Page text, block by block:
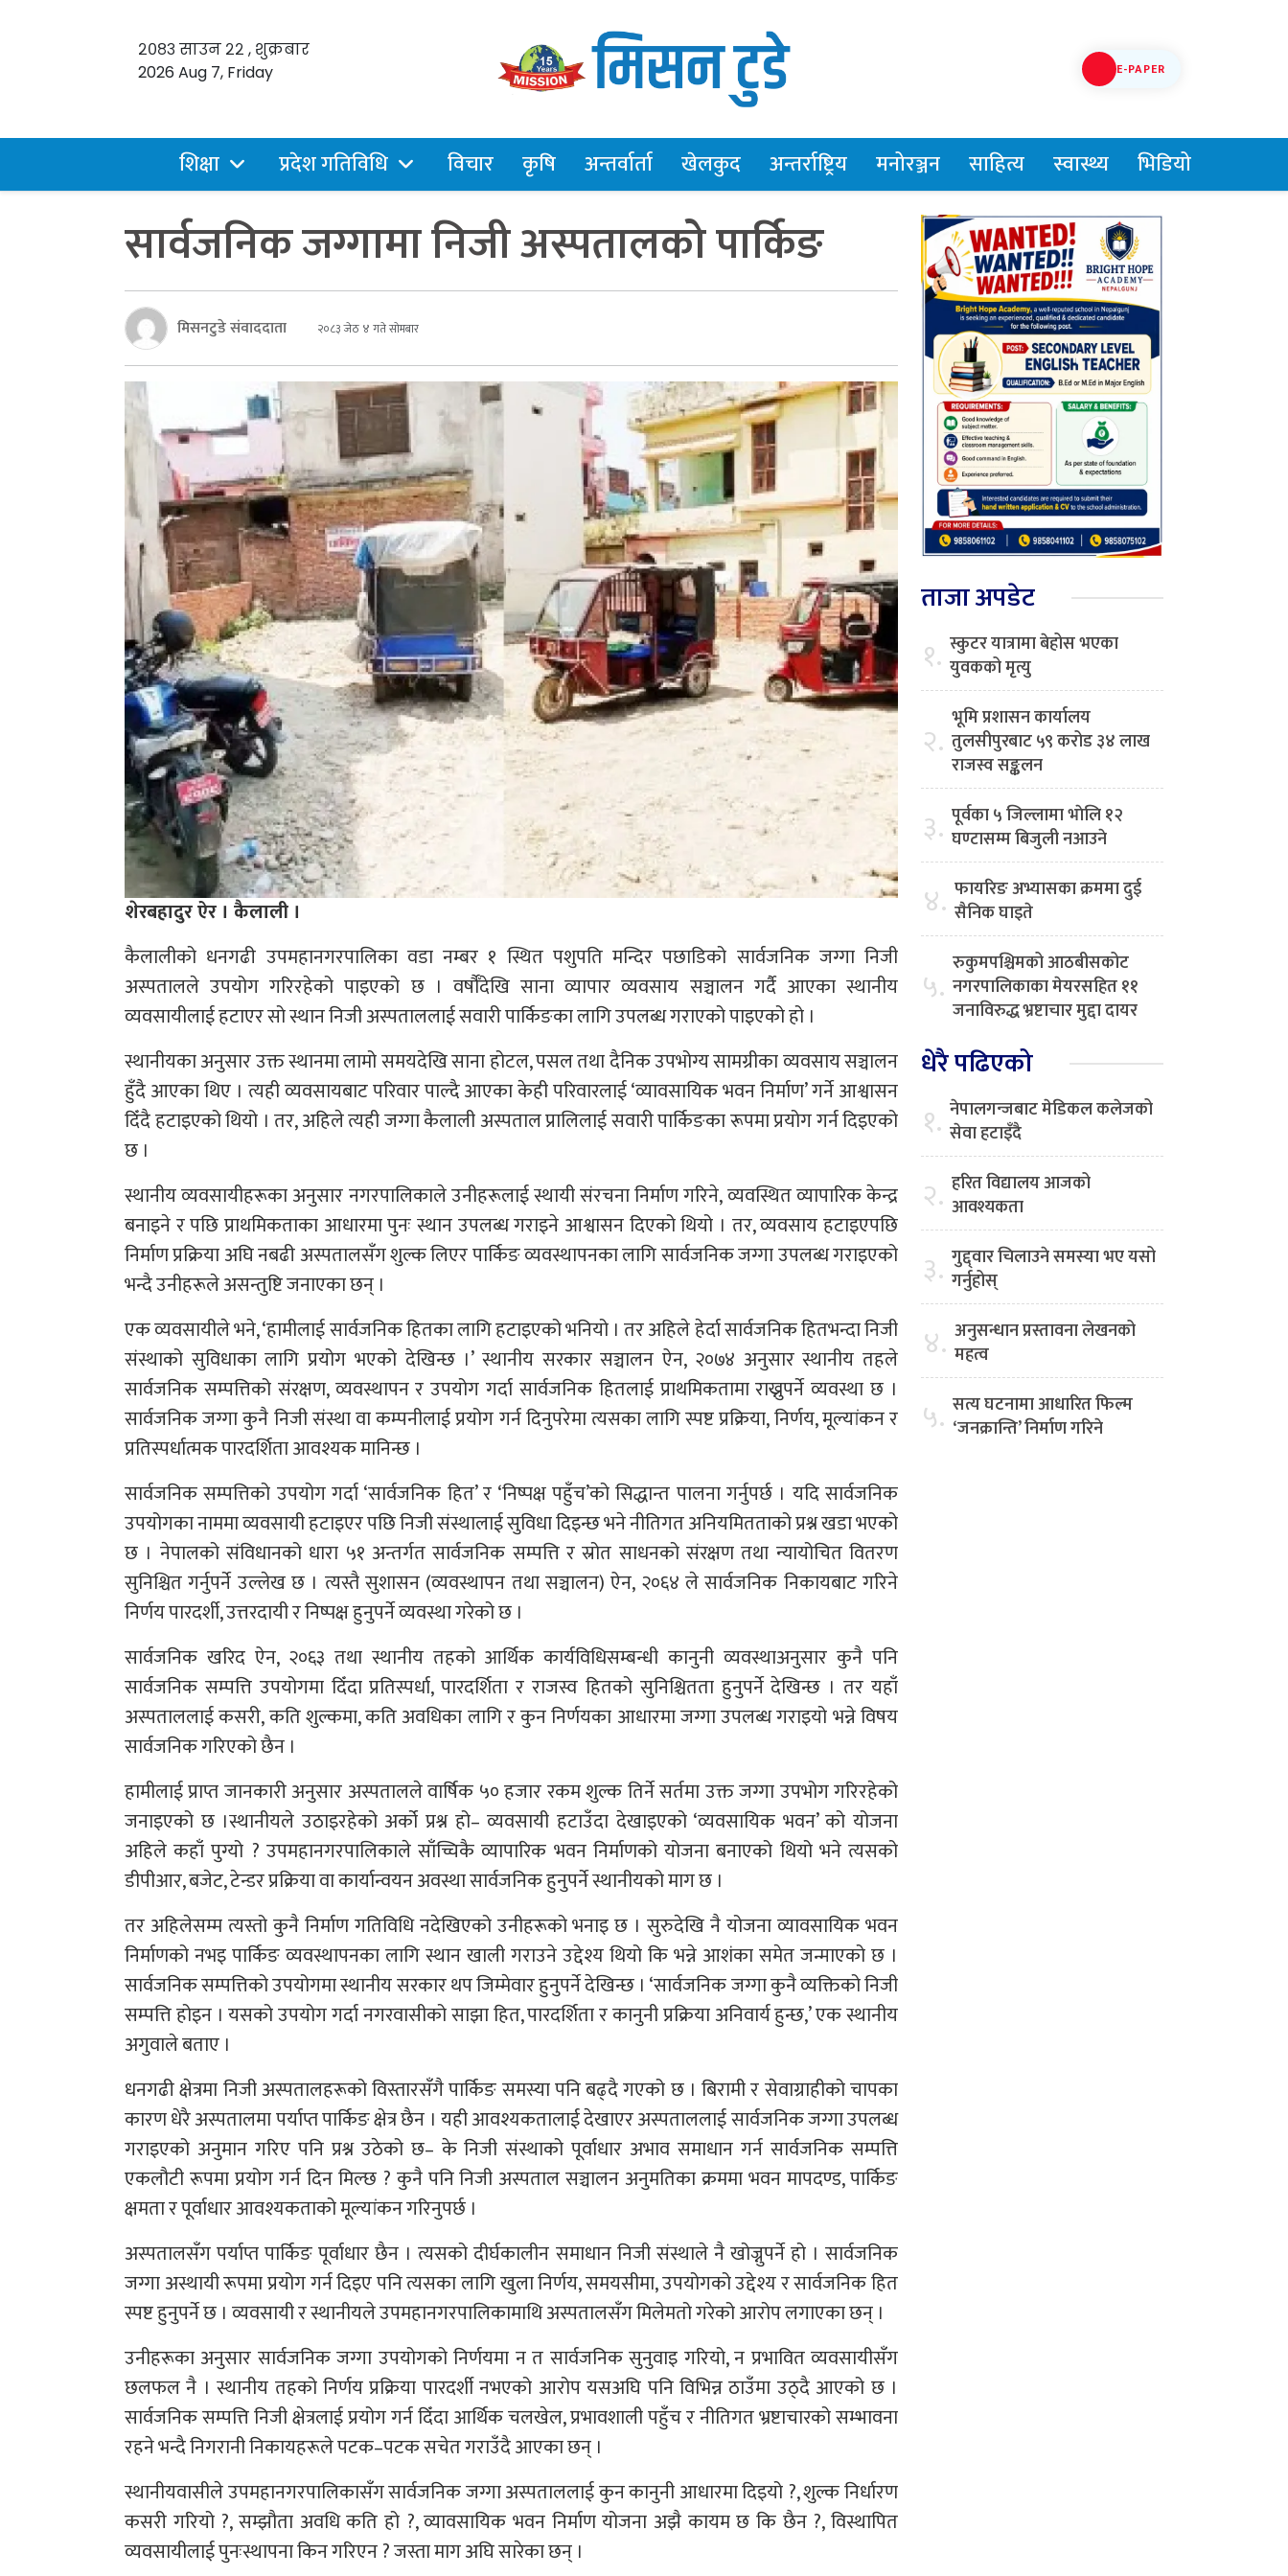
२०८३ साउन २२ , शुक्रबार
2026 Aug 7, Friday
E-PAPER
शिक्षा प्रदेश गतिविधि विचार कृषि अन्तर्वार्ता खेलकुद अन्तर्राष्ट्रिय मनोरञ्जन साहित्य स्वास्थ्य भिडियो
सार्वजनिक जग्गामा निजी अस्पतालको पार्किङ
मिसनटुडे संवाददाता २०८३ जेठ ४ गते सोमबार
शेरबहादुर ऐर । कैलाली ।
कैलालीको धनगढी उपमहानगरपालिका वडा नम्बर १ स्थित पशुपति मन्दिर पछाडिको सार्वजनिक जग्गा निजी
अस्पतालले उपयोग गरिरहेको पाइएको छ । वर्षौँदेखि साना व्यापार व्यवसाय सञ्चालन गर्दै आएका स्थानीय
व्यवसायीलाई हटाएर सो स्थान निजी अस्पताललाई सवारी पार्किङका लागि उपलब्ध गराएको पाइएको हो ।
स्थानीयका अनुसार उक्त स्थानमा लामो समयदेखि साना होटल, पसल तथा दैनिक उपभोग्य सामग्रीका व्यवसाय सञ्चालन
हुँदै आएका थिए । त्यही व्यवसायबाट परिवार पाल्दै आएका केही परिवारलाई ‘व्यावसायिक भवन निर्माण’ गर्ने आश्वासन
दिँदै हटाइएको थियो । तर, अहिले त्यही जग्गा कैलाली अस्पताल प्रालिलाई सवारी पार्किङका रूपमा प्रयोग गर्न दिइएको
छ ।
स्थानीय व्यवसायीहरूका अनुसार नगरपालिकाले उनीहरूलाई स्थायी संरचना निर्माण गरिने, व्यवस्थित व्यापारिक केन्द्र
बनाइने र पछि प्राथमिकताका आधारमा पुनः स्थान उपलब्ध गराइने आश्वासन दिएको थियो । तर, व्यवसाय हटाइएपछि
निर्माण प्रक्रिया अघि नबढी अस्पतालसँग शुल्क लिएर पार्किङ व्यवस्थापनका लागि सार्वजनिक जग्गा उपलब्ध गराइएको
भन्दै उनीहरूले असन्तुष्टि जनाएका छन् ।
एक व्यवसायीले भने, ‘हामीलाई सार्वजनिक हितका लागि हटाइएको भनियो । तर अहिले हेर्दा सार्वजनिक हितभन्दा निजी
संस्थाको सुविधाका लागि प्रयोग भएको देखिन्छ ।’ स्थानीय सरकार सञ्चालन ऐन, २०७४ अनुसार स्थानीय तहले
सार्वजनिक सम्पत्तिको संरक्षण, व्यवस्थापन र उपयोग गर्दा सार्वजनिक हितलाई प्राथमिकतामा राख्नुपर्ने व्यवस्था छ ।
सार्वजनिक जग्गा कुनै निजी संस्था वा कम्पनीलाई प्रयोग गर्न दिनुपरेमा त्यसका लागि स्पष्ट प्रक्रिया, निर्णय, मूल्यांकन र
प्रतिस्पर्धात्मक पारदर्शिता आवश्यक मानिन्छ ।
सार्वजनिक सम्पत्तिको उपयोग गर्दा ‘सार्वजनिक हित’ र ‘निष्पक्ष पहुँच’को सिद्धान्त पालना गर्नुपर्छ । यदि सार्वजनिक
उपयोगका नाममा व्यवसायी हटाइएर पछि निजी संस्थालाई सुविधा दिइन्छ भने नीतिगत अनियमितताको प्रश्न खडा भएको
छ । नेपालको संविधानको धारा ५१ अन्तर्गत सार्वजनिक सम्पत्ति र स्रोत साधनको संरक्षण तथा न्यायोचित वितरण
सुनिश्चित गर्नुपर्ने उल्लेख छ । त्यस्तै सुशासन (व्यवस्थापन तथा सञ्चालन) ऐन, २०६४ ले सार्वजनिक निकायबाट गरिने
निर्णय पारदर्शी, उत्तरदायी र निष्पक्ष हुनुपर्ने व्यवस्था गरेको छ ।
सार्वजनिक खरिद ऐन, २०६३ तथा स्थानीय तहको आर्थिक कार्यविधिसम्बन्धी कानुनी व्यवस्थाअनुसार कुनै पनि
सार्वजनिक सम्पत्ति उपयोगमा दिँदा प्रतिस्पर्धा, पारदर्शिता र राजस्व हितको सुनिश्चितता हुनुपर्ने देखिन्छ । तर यहाँ
अस्पताललाई कसरी, कति शुल्कमा, कति अवधिका लागि र कुन निर्णयका आधारमा जग्गा उपलब्ध गराइयो भन्ने विषय
सार्वजनिक गरिएको छैन ।
हामीलाई प्राप्त जानकारी अनुसार अस्पतालले वार्षिक ५० हजार रकम शुल्क तिर्ने सर्तमा उक्त जग्गा उपभोग गरिरहेको
जनाइएको छ ।स्थानीयले उठाइरहेको अर्को प्रश्न हो– व्यवसायी हटाउँदा देखाइएको ‘व्यवसायिक भवन’ को योजना
अहिले कहाँ पुग्यो ? उपमहानगरपालिकाले साँच्चिकै व्यापारिक भवन निर्माणको योजना बनाएको थियो भने त्यसको
डीपीआर, बजेट, टेन्डर प्रक्रिया वा कार्यान्वयन अवस्था सार्वजनिक हुनुपर्ने स्थानीयको माग छ ।
तर अहिलेसम्म त्यस्तो कुनै निर्माण गतिविधि नदेखिएको उनीहरूको भनाइ छ । सुरुदेखि नै योजना व्यावसायिक भवन
निर्माणको नभइ पार्किङ व्यवस्थापनका लागि स्थान खाली गराउने उद्देश्य थियो कि भन्ने आशंका समेत जन्माएको छ ।
सार्वजनिक सम्पत्तिको उपयोगमा स्थानीय सरकार थप जिम्मेवार हुनुपर्ने देखिन्छ । ‘सार्वजनिक जग्गा कुनै व्यक्तिको निजी
सम्पत्ति होइन । यसको उपयोग गर्दा नगरवासीको साझा हित, पारदर्शिता र कानुनी प्रक्रिया अनिवार्य हुन्छ,’ एक स्थानीय
अगुवाले बताए ।
धनगढी क्षेत्रमा निजी अस्पतालहरूको विस्तारसँगै पार्किङ समस्या पनि बढ्दै गएको छ । बिरामी र सेवाग्राहीको चापका
कारण धेरै अस्पतालमा पर्याप्त पार्किङ क्षेत्र छैन । यही आवश्यकतालाई देखाएर अस्पताललाई सार्वजनिक जग्गा उपलब्ध
गराइएको अनुमान गरिए पनि प्रश्न उठेको छ– के निजी संस्थाको पूर्वाधार अभाव समाधान गर्न सार्वजनिक सम्पत्ति
एकलौटी रूपमा प्रयोग गर्न दिन मिल्छ ? कुनै पनि निजी अस्पताल सञ्चालन अनुमतिका क्रममा भवन मापदण्ड, पार्किङ
क्षमता र पूर्वाधार आवश्यकताको मूल्यांकन गरिनुपर्छ ।
अस्पतालसँग पर्याप्त पार्किङ पूर्वाधार छैन । त्यसको दीर्घकालीन समाधान निजी संस्थाले नै खोज्नुपर्ने हो । सार्वजनिक
जग्गा अस्थायी रूपमा प्रयोग गर्न दिइए पनि त्यसका लागि खुला निर्णय, समयसीमा, उपयोगको उद्देश्य र सार्वजनिक हित
स्पष्ट हुनुपर्ने छ । व्यवसायी र स्थानीयले उपमहानगरपालिकामाथि अस्पतालसँग मिलेमतो गरेको आरोप लगाएका छन् ।
उनीहरूका अनुसार सार्वजनिक जग्गा उपयोगको निर्णयमा न त सार्वजनिक सुनुवाइ गरियो, न प्रभावित व्यवसायीसँग
छलफल नै । स्थानीय तहको निर्णय प्रक्रिया पारदर्शी नभएको आरोप यसअघि पनि विभिन्न ठाउँमा उठ्दै आएको छ ।
सार्वजनिक सम्पत्ति निजी क्षेत्रलाई प्रयोग गर्न दिँदा आर्थिक चलखेल, प्रभावशाली पहुँच र नीतिगत भ्रष्टाचारको सम्भावना
रहने भन्दै निगरानी निकायहरूले पटक–पटक सचेत गराउँदै आएका छन् ।
स्थानीयवासीले उपमहानगरपालिकासँग सार्वजनिक जग्गा अस्पताललाई कुन कानुनी आधारमा दिइयो ?, शुल्क निर्धारण
कसरी गरियो ?, सम्झौता अवधि कति हो ?, व्यावसायिक भवन निर्माण योजना अझै कायम छ कि छैन ?, विस्थापित
व्यवसायीलाई पुनःस्थापना किन गरिएन ? जस्ता माग अघि सारेका छन् ।
ताजा अपडेट
१. स्कुटर यात्रामा बेहोस भएका
युवकको मृत्यु
२. भूमि प्रशासन कार्यालय
तुलसीपुरबाट ५९ करोड ३४ लाख
राजस्व सङ्कलन
३. पूर्वका ५ जिल्लामा भाेलि १२
घण्टासम्म बिजुली नआउने
४. फायरिङ अभ्यासका क्रममा दुई
सैनिक घाइते
५. रुकुमपश्चिमको आठबीसकोट
नगरपालिकाका मेयरसहित ११
जनाविरुद्ध भ्रष्टाचार मुद्दा दायर
धेरै पढिएको
१. नेपालगन्जबाट मेडिकल कलेजको
सेवा हटाइँदै
२. हरित विद्यालय आजको
आवश्यकता
३. गुद्द्वार चिलाउने समस्या भए यसो
गर्नुहोस्
४. अनुसन्धान प्रस्तावना लेखनको
महत्व
५. सत्य घटनामा आधारित फिल्म
‘जनक्रान्ति’ निर्माण गरिने